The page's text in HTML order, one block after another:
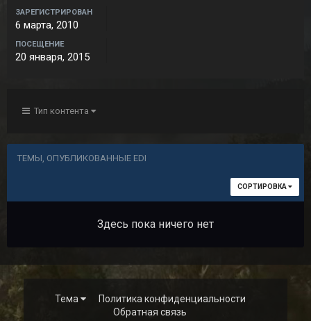
ЗАРЕГИСТРИРОВАН
6 марта, 2010
ПОСЕЩЕНИЕ
20 января, 2015
Тип контента
ТЕМЫ, ОПУБЛИКОВАННЫЕ EDI
СОРТИРОВКА
Здесь пока ничего нет
Тема
Политика конфиденциальности
Обратная связь